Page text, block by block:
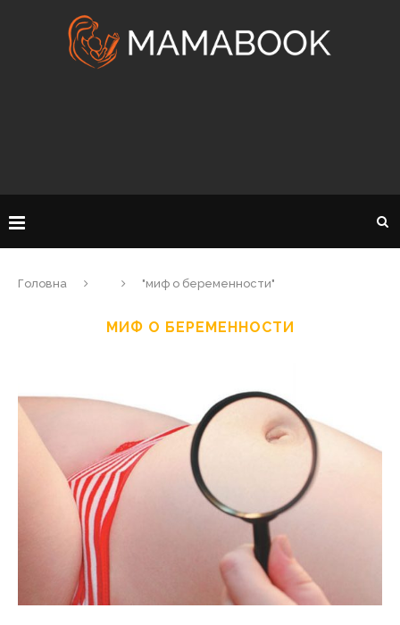
Головна "миф о беременности"
МИФ О БЕРЕМЕННОСТИ